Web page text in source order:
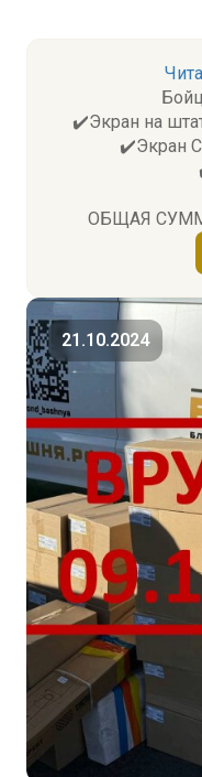
✔️Экран на
✔️Экран
ОБЩАЯ
21.10.2024